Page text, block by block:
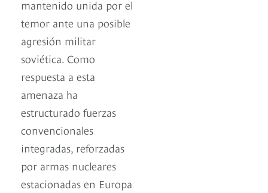
mantenido unida por el
temor ante una posible
agresión militar
soviética. Como
respuesta a esta
amenaza ha
estructurado fuerzas
convencionales
integradas, reforzadas
por armas nucleares
estacionadas en Europa